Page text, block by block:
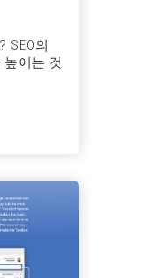
SEO의
이는 것